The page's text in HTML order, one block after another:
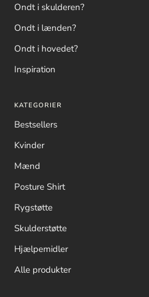
Ondt i skulderen?
Ondt i lænden?
Ondt i hovedet?
Inspiration
KATEGORIER
Bestsellers
Kvinder
Mænd
Posture Shirt
Rygstøtte
Skulderstøtte
Hjælpemidler
Alle produkter